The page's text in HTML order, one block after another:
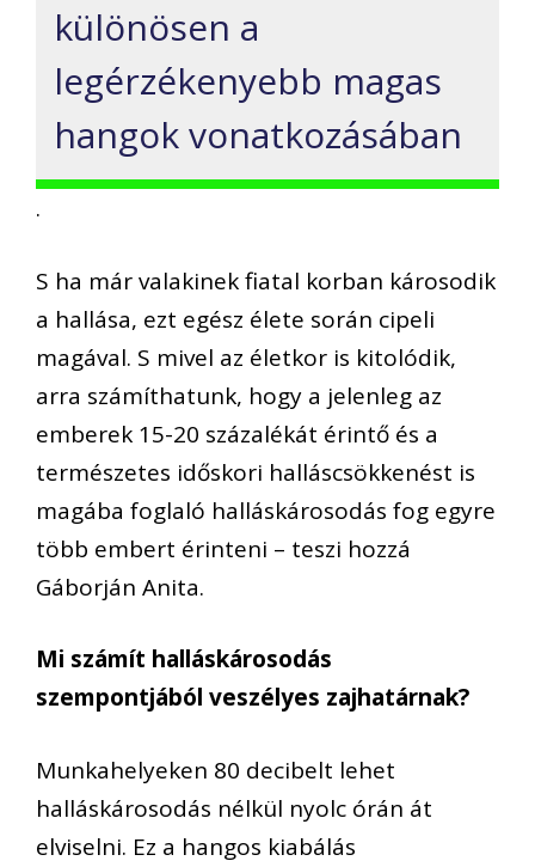
különösen a
legérzékenyebb magas
hangok vonatkozásában
.
S ha már valakinek fiatal korban károsodik
a hallása, ezt egész élete során cipeli
magával. S mivel az életkor is kitolódik,
arra számíthatunk, hogy a jelenleg az
emberek 15-20 százalékát érintő és a
természetes időskori halláscsökkenést is
magába foglaló halláskárosodás fog egyre
több embert érinteni – teszi hozzá
Gáborján Anita.
Mi számít halláskárosodás
szempontjából veszélyes zajhatárnak?
Munkahelyeken 80 decibelt lehet
halláskárosodás nélkül nyolc órán át
elviselni. Ez a hangos kiabálás